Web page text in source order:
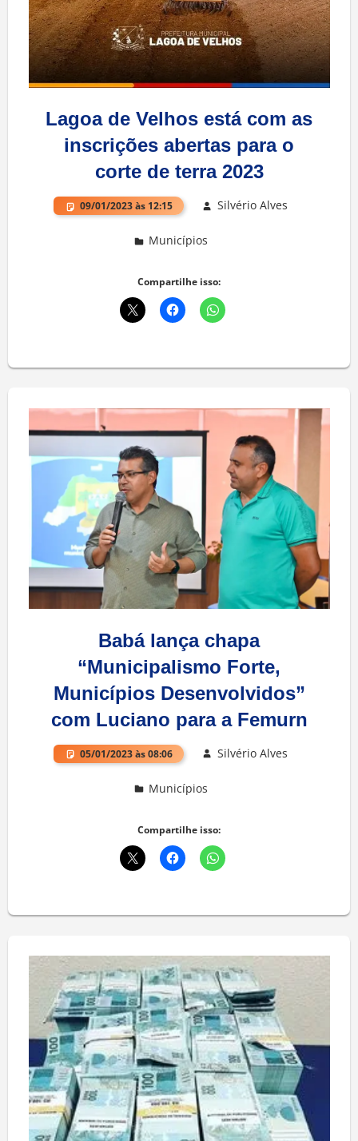
Lagoa de Velhos está com as
inscrições abertas para o
corte de terra 2023
09/01/2023 às 12:15 Silvério Alves
Municípios
Compartilhe isso:
Babá lança chapa
“Municipalismo Forte,
Municípios Desenvolvidos”
com Luciano para a Femurn
05/01/2023 às 08:06 Silvério Alves
Municípios
Compartilhe isso: